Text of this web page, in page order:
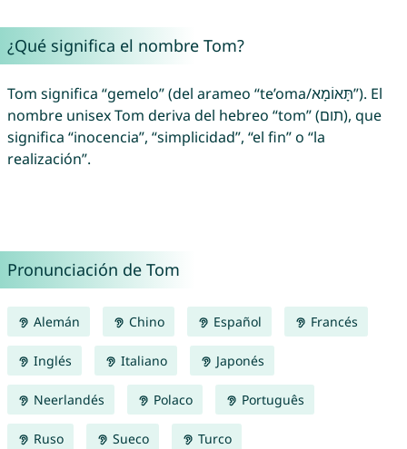
¿Qué significa el nombre Tom?
Tom significa “gemelo” (del arameo “te’oma/תָּאוֹמָא”). El
nombre unisex Tom deriva del hebreo “tom” (תום), que
significa “inocencia”, “simplicidad”, “el fin” o “la
realización”.
Pronunciación de Tom
Alemán Chino Español Francés
Inglés Italiano Japonés
Neerlandés Polaco Português
Ruso Sueco Turco